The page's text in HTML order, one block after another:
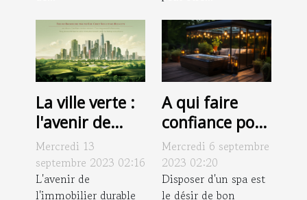
La ville verte :
l'avenir de
l'immobilier
durable
Mercredi 13
septembre 2023 02:16
L'avenir de
l'immobilier durable
A qui faire
confiance pour
un abri spa
extérieur ?
Mercredi 6 septembre
2023 02:20
Disposer d'un spa est
le désir de bon